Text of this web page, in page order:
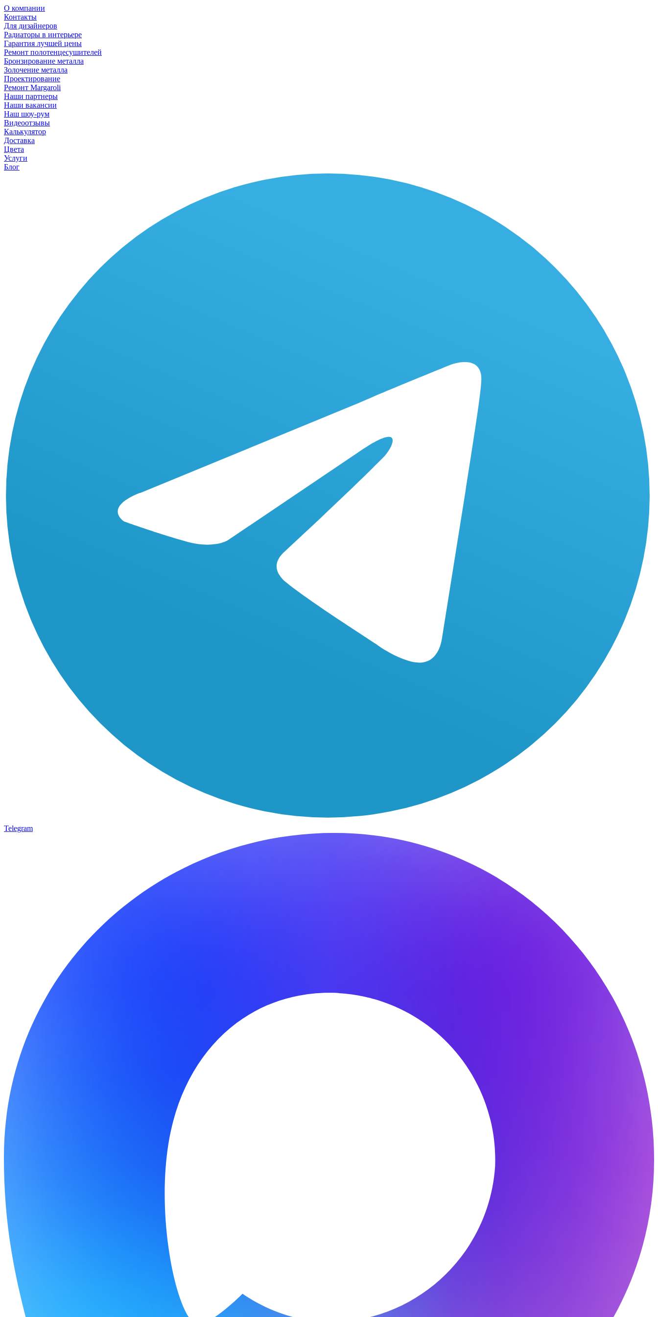
О компании
Контакты
Для дизайнеров
Радиаторы в интерьере
Гарантия лучшей цены
Ремонт полотенцесушителей
Бронзирование металла
Золочение металла
Проектирование
Ремонт Margaroli
Наши партнеры
Наши вакансии
Наш шоу-рум
Видеоотзывы
Калькулятор
Доставка
Цвета
Услуги
Блог
Telegram